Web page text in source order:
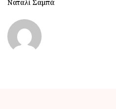
Ναταλί Σαμπά